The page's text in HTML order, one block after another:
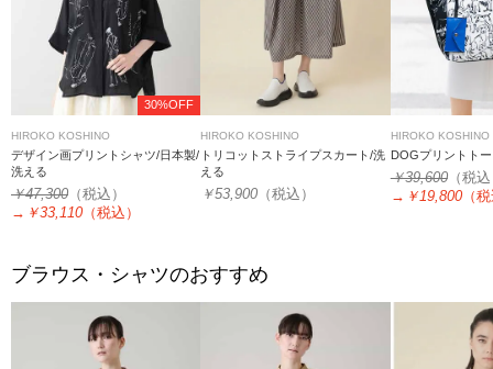
30%OFF
HIROKO KOSHINO
デザイン画プリントシャツ/日本製/
洗える
￥47,300 （税込）
→ ￥33,110 （税込）
HIROKO KOSHINO
トリコットストライプスカート/洗
える
￥53,900 （税込）
HIROKO KOSHINO
DOGプリントト
￥39,600（税
→ ￥19,800（
ブラウス・シャツのおすすめ